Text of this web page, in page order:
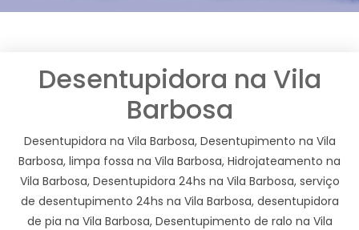
Desentupidora na Vila
Barbosa
Desentupidora na Vila Barbosa, Desentupimento na Vila
Barbosa, limpa fossa na Vila Barbosa, Hidrojateamento na
Vila Barbosa, Desentupidora 24hs na Vila Barbosa, serviço
de desentupimento 24hs na Vila Barbosa, desentupidora
de pia na Vila Barbosa, Desentupimento de ralo na Vila